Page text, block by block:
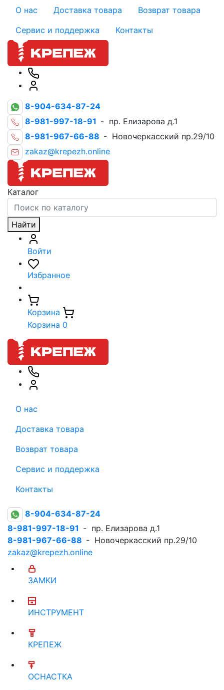
О нас Доставка товара
Возврат товара
Сервис и поддержка
Контакты
8-904-634-87-24
8-981-997-18-91 - пр. Елизарова д.1
8-981-967-66-88 - Новочеркасский пр.29/10
zakaz@krepezh.online
Каталог
Найти
Войти
Избранное
Корзина
Корзина 0
О нас
Доставка товара
Возврат товара
Сервис и поддержка
Контакты
8-904-634-87-24
8-981-997-18-91 - пр. Елизарова д.1
8-981-967-66-88 - Новочеркасский пр.29/10
zakaz@krepezh.online
ЗАМКИ
ИНСТРУМЕНТ
КРЕПЕЖ
ОСНАСТКА